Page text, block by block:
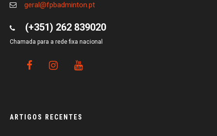
geral@fpbadminton.pt
(+351) 262 839020
Chamada para a rede fixa nacional
ARTIGOS RECENTES